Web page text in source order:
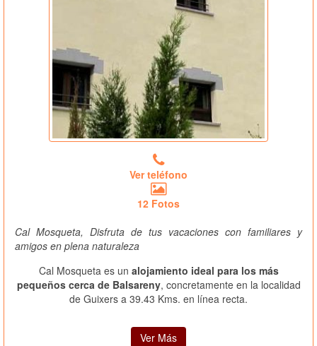
Ver teléfono
12 Fotos
Cal Mosqueta, Disfruta de tus vacaciones con familiares y
amigos en plena naturaleza
Cal Mosqueta es un alojamiento ideal para los más
pequeños cerca de Balsareny, concretamente en la localidad
de Guixers a 39.43 Kms. en línea recta.
Ver Más